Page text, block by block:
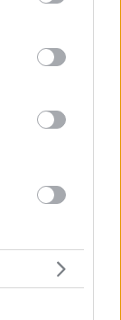
tags to
Google